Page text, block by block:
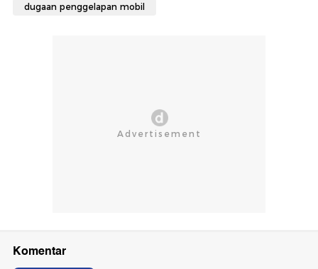
dugaan penggelapan mobil
Komentar